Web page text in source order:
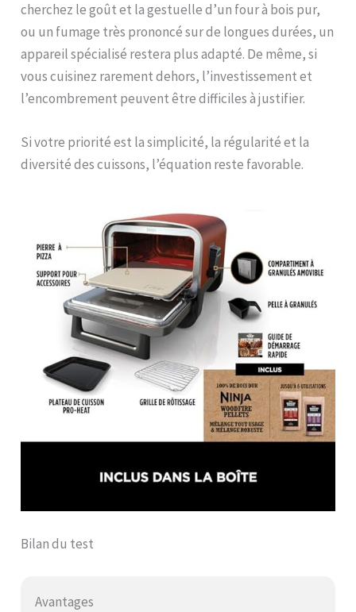
cherchez le goût et la gestuelle d’un four à bois pur,
ou un fumage très prononcé sur de longues durées, un
appareil spécialisé restera plus adapté. De même, si
vous cuisinez rarement dehors, l’investissement et
l’encombrement peuvent être difficiles à justifier.
Si votre priorité est la simplicité, la régularité et la
diversité des cuissons, l’équation reste favorable.
Bilan du test
Avantages